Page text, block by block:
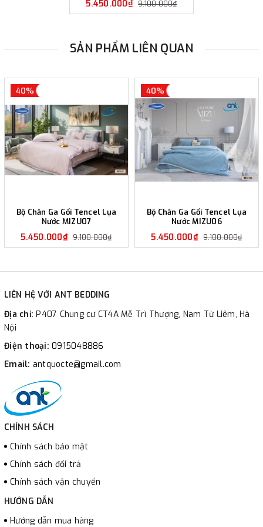
5.450.000₫ 9.100.000₫
SẢN PHẨM LIÊN QUAN
40%
Bộ Chăn Ga Gối Tencel Lụa
Nước MIZU07
5.450.000₫ 9.100.000₫
40%
Bộ Chăn Ga Gối Tencel Lụa
Nước MIZU06
5.450.000₫ 9.100.000₫
LIÊN HỆ VỚI ANT BEDDING
Địa chỉ:P407 Chung cư CT4A Mễ Trì Thượng, Nam Từ Liêm, Hà
Nội
Điện thoại: 0915048886
Email: antquocte@gmail.com
CHÍNH SÁCH
Chính sách bảo mật
Chính sách đổi trả
Chính sách vận chuyển
HƯỚNG DẪN
Hướng dẫn mua hàng